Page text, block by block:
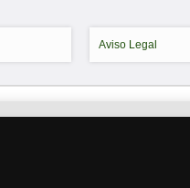
Aviso Legal